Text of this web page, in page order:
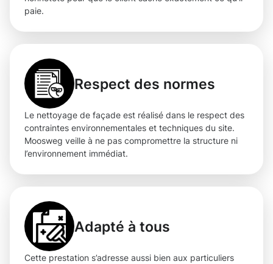
paie.
Respect des normes
Le nettoyage de façade est réalisé dans le respect des
contraintes environnementales et techniques du site.
Moosweg veille à ne pas compromettre la structure ni
l’environnement immédiat.
Adapté à tous
Cette prestation s’adresse aussi bien aux particuliers